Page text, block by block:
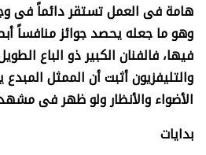
هامة فى العمل تستقر دائماً فى
وهو ما جعله يحصد جوائز منافساً
فيها، فالفنان الكبير ذو الباع
والتليفزيون أثبت أن الممثل
الأضواء والأنظار ولو ظهر فى
بدايات